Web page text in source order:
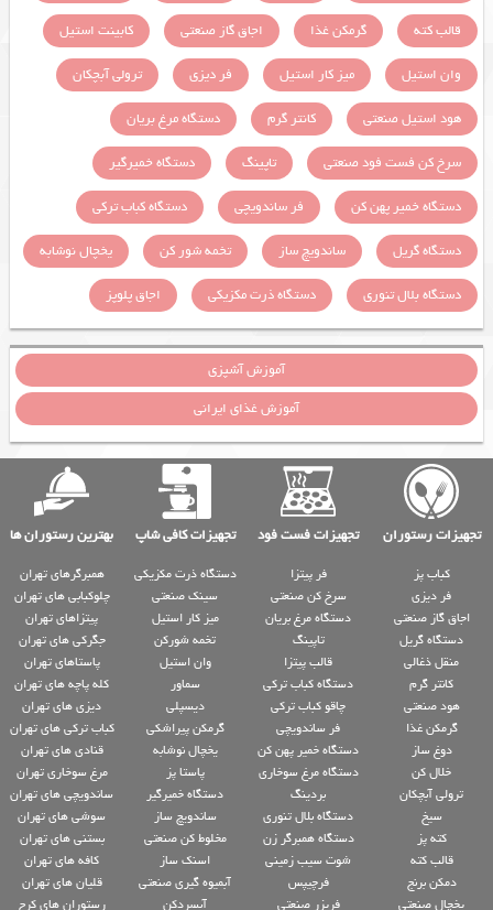
قالب کته
گرمکن غذا اجاق گاز صنعتی
کابینت استیل
وان استیل
میز کار استیل فر دیزی
ترولی آبچکان
هود استیل صنعتی
کانتر گرم
دستگاه مرغ بریان
سرخ کن فست فود صنعتی
تاپینگ
دستگاه خمیرگیر
دستگاه خمیر پهن کن
فر ساندویچی
دستگاه کباب ترکی
دستگاه گریل
ساندویچ ساز تخمه شور کن
یخچال نوشابه
دستگاه بلال تنوری
دستگاه ذرت مکزیکی اجاق پلوپز
آموزش آشپزی
آموزش غذای ایرانی
تجهیزات رستوران تجهیزات فست فود تجهیزات کافی شاپ بهترین رستوران ها
کباب پز
فر دیزی
اجاق گاز صنعتی
دستگاه گریل
منقل ذغالی
کانتر گرم
هود صنعتی
گرمکن غذا
دوغ ساز
خلال کن
ترولی آبچکان
سیخ
کته پز
قالب کته
دمکن برنج
یخچال صنعتی
فر پیتزا
سرخ کن صنعتی
دستگاه مرغ بریان
تاپینگ
قالب پیتزا
دستگاه کباب ترکی
چاقو کباب ترکی
فر ساندویچی
دستگاه خمیر پهن کن
دستگاه مرغ سوخاری
بردینگ
دستگاه بلال تنوری
دستگاه همبرگر زن
شوت سیب زمینی
فرچیپس
فریزر صنعتی
دستگاه ذرت مکزیکی
سینک صنعتی
میز کار استیل
تخمه شورکن
وان استیل
سماور
دیسپلی
گرمکن پیراشکی
یخچال نوشابه
پاستا پز
دستگاه خمیرگیر
ساندویچ ساز
مخلوط کن صنعتی
اسنک ساز
آبمیوه گیری صنعتی
آبسردکن
همبرگرهای تهران
چلوکبابی های تهران
پیتزاهای تهران
جگرکی های تهران
پاستاهای تهران
کله پاچه های تهران
دیزی های تهران
کباب ترکی های تهران
قنادی های تهران
مرغ سوخاری تهران
ساندویچی های تهران
سوشی های تهران
بستنی های تهران
کافه های تهران
قلیان های تهران
رستوران های کرج